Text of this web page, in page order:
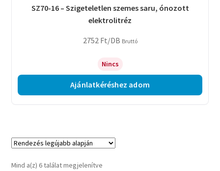
SZ70-16 – Szigeteletlen szemes saru, ónozott
elektrolitréz
2752 Ft/DB Bruttó
Nincs
Ajánlatkéréshez adom
Mind a(z) 6 találat megjelenítveSorted